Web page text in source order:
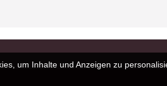
um Inhalte und Anzeigen zu